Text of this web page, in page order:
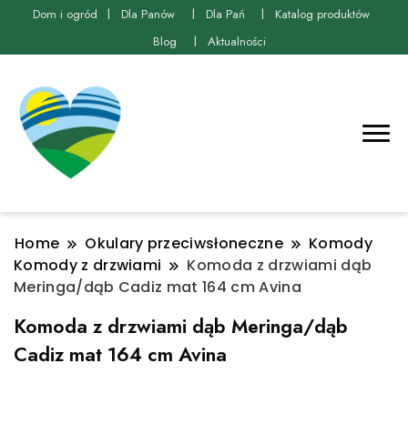
Dom i ogród Dla Panów Dla Pań
Katalog produktów
Blog
Aktualności
Home Okulary przeciwsłoneczne
Komody
Komody z drzwiami
Komoda z drzwiami dąb
Meringa/dąb Cadiz mat 164 cm Avina
Komoda z drzwiami dąb Meringa/dąb
Cadiz mat 164 cm Avina